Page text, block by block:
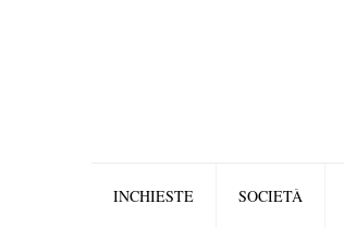
INCHIESTE SOCIETÀ